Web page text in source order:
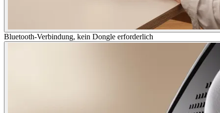
Bluetooth-Verbindung, kein Dongle erforderlich